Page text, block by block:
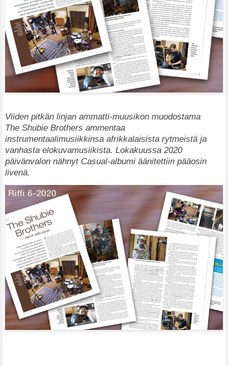
Viiden pitkän linjan ammatti-muusikon muodostama
The Shubie Brothers ammentaa
instrumentaalimusiikkinsa afrikkalaisista rytmeistä ja
vanhasta elokuvamusiikista. Lokakuussa 2020
päivänvalon nähnyt Casual-albumi äänitettiin pääosin
livenä.